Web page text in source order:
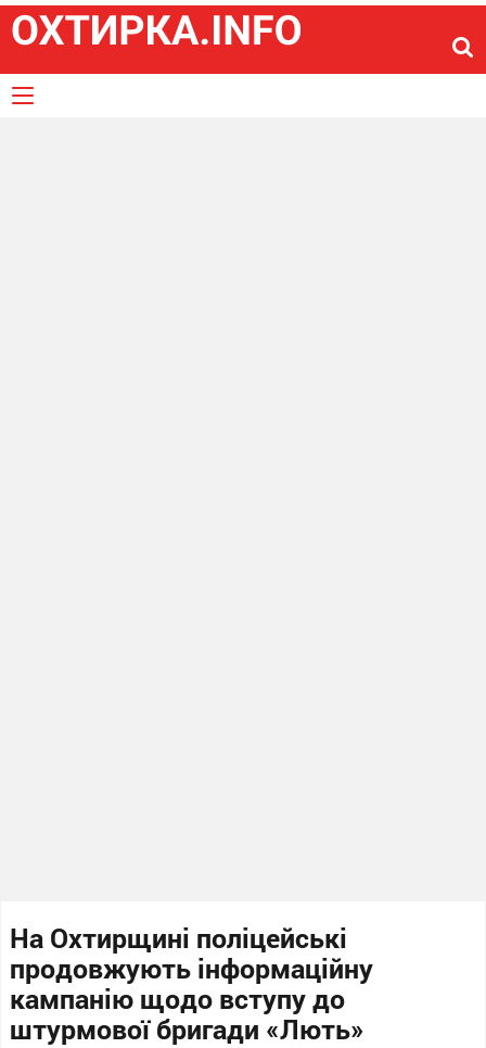
На Охтирщині поліцейські
продовжують інформаційну
кампанію щодо вступу до
штурмової бригади «Лють»